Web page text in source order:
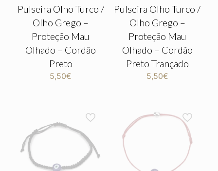
Pulseira Olho Turco /
Olho Grego –
Proteção Mau
Olhado – Cordão
Preto
5,50€
Pulseira Olho Turco /
Olho Grego –
Proteção Mau
Olhado – Cordão
Preto Trançado
5,50€